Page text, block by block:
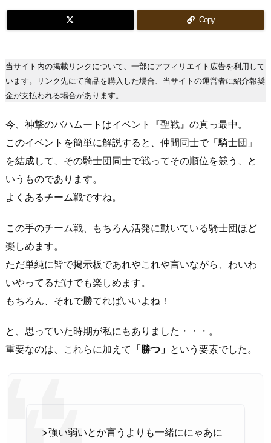
Copy
当サイト内の掲載リンクについて、一部にアフィリエイト広告を利用して
います。リンク先にて商品を購入した場合、当サイトの運営者に紹介報奨
金が支払われる場合があります。
今、神撃のバハムートはイベント『聖戦』の真っ最中。
このイベントを簡単に解説すると、仲間同士で「騎士団」
を結成して、その騎士団同士で戦ってその順位を競う、と
いうものであります。
よくあるチーム戦ですね。
この手のチーム戦、もちろん活発に動いている騎士団ほど
楽しめます。
ただ単純に皆で掲示板であれやこれや言いながら、わいわ
いやってるだけでも楽しめます。
もちろん、それで勝てればいいよね！
と、思っていた時期が私にもありました・・・。
重要なのは、これらに加えて 「勝つ」 という要素でした。
>強い弱いとか言うよりも一緒ににゃあに